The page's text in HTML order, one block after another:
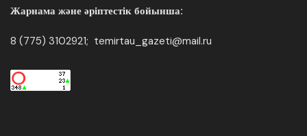
Жарнама және әріптестік бойынша:
8 (775) 3102921; temirtau_gazeti@mail.ru